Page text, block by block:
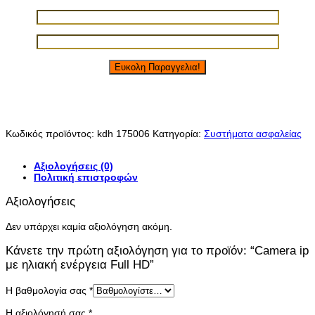
Κωδικός προϊόντος: kdh 175006 Κατηγορία: Συστήματα ασφαλείας
Αξιολογήσεις (0)
Πολιτική επιστροφών
Αξιολογήσεις
Δεν υπάρχει καμία αξιολόγηση ακόμη.
Κάνετε την πρώτη αξιολόγηση για το προϊόν: “Camera ip
με ηλιακή ενέργεια Full HD”
Η βαθμολογία σας *